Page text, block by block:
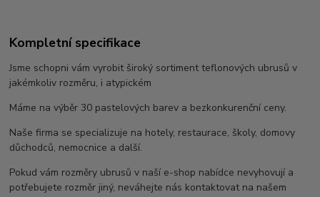
Kompletní specifikace
Jsme schopni vám vyrobit široký sortiment teflonových ubrusů v
jakémkoliv rozměru, i atypickém
Máme na výběr 30 pastelových barev a bezkonkurenční ceny.
Naše firma se specializuje na hotely, restaurace, školy, domovy
důchodců, nemocnice a další.
Pokud vám rozměry ubrusů v naší e-shop nabídce nevyhovují a
potřebujete rozměr jiný, neváhejte nás kontaktovat na našem